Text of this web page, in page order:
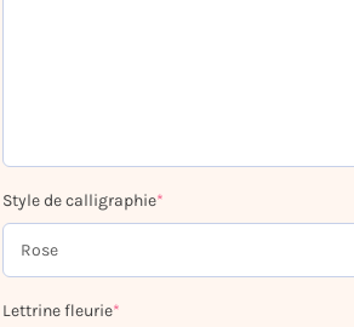
Style de calligraphie*
Lettrine fleurie*